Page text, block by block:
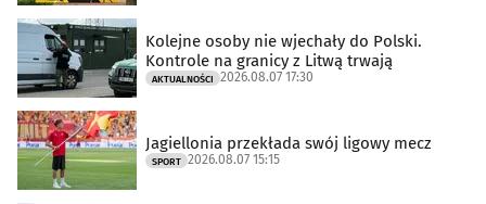
Kolejne osoby nie wjechały do Polski.
Kontrole na granicy z Litwą trwają
AKTUALNOŚCI 2026.08.07 17:30
Jagiellonia przekłada swój ligowy mecz
SPORT 2026.08.07 15:15